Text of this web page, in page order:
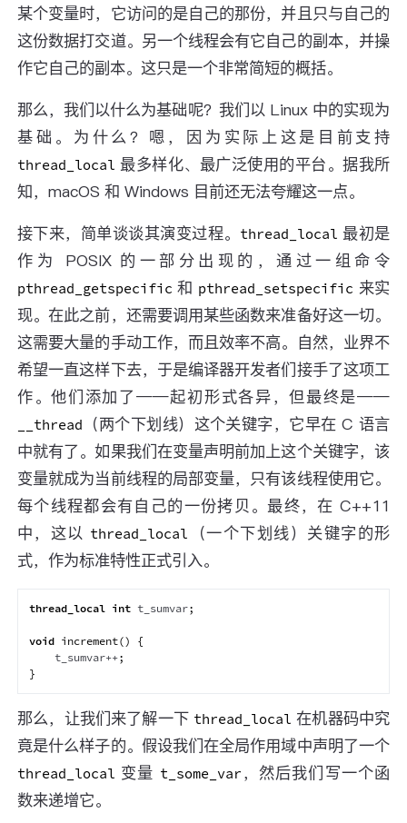
某个变量时，它访问的是自己的那份，并且只与自己的
这份数据打交道。另一个线程会有它自己的副本，并操
作它自己的副本。这只是一个非常简短的概括。
那么，我们以什么为基础呢？我们以 Linux 中的实现为
基础。为什么？嗯，因为实际上这是目前支持
thread_local 最多样化、最广泛使用的平台。据我所
知，macOS 和 Windows 目前还无法夸耀这一点。
接下来，简单谈谈其演变过程。 thread_local 最初是
作为 POSIX 的一部分出现的，通过一组命令
pthread_getspecific 和 pthread_setspecific 来实
现。在此之前，还需要调用某些函数来准备好这一切。
这需要大量的手动工作，而且效率不高。自然，业界不
希望一直这样下去，于是编译器开发者们接手了这项工
作。他们添加了——起初形式各异，但最终是——
__thread （两个下划线）这个关键字，它早在 C 语言
中就有了。如果我们在变量声明前加上这个关键字，该
变量就成为当前线程的局部变量，只有该线程使用它。
每个线程都会有自己的一份拷贝。最终，在 C++11
中，这以 thread_local （一个下划线）关键字的形
式，作为标准特性正式引入。
thread_local int t_sumvar;
void increment()
{
    t_sumvar
++;
}
那么，让我们来了解一下 thread_local 在机器码中究
竟是什么样子的。假设我们在全局作用域中声明了一个
thread_local 变量 t_some_var ，然后我们写一个函
数来递增它。